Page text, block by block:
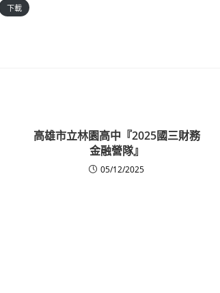
下載
高雄市立林園高中『2025國三財務
金融營隊』
05/12/2025